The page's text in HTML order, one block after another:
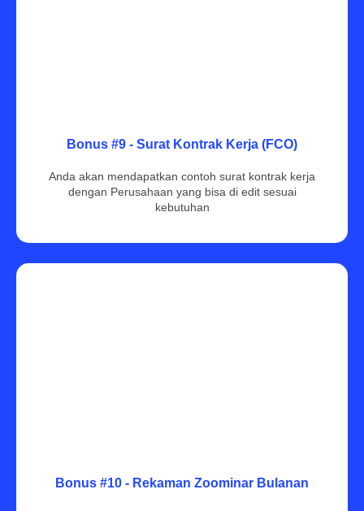
Bonus #9 - Surat Kontrak Kerja (FCO)
Anda akan mendapatkan contoh surat kontrak kerja
dengan Perusahaan yang bisa di edit sesuai
kebutuhan
Bonus #10 - Rekaman Zoominar Bulanan